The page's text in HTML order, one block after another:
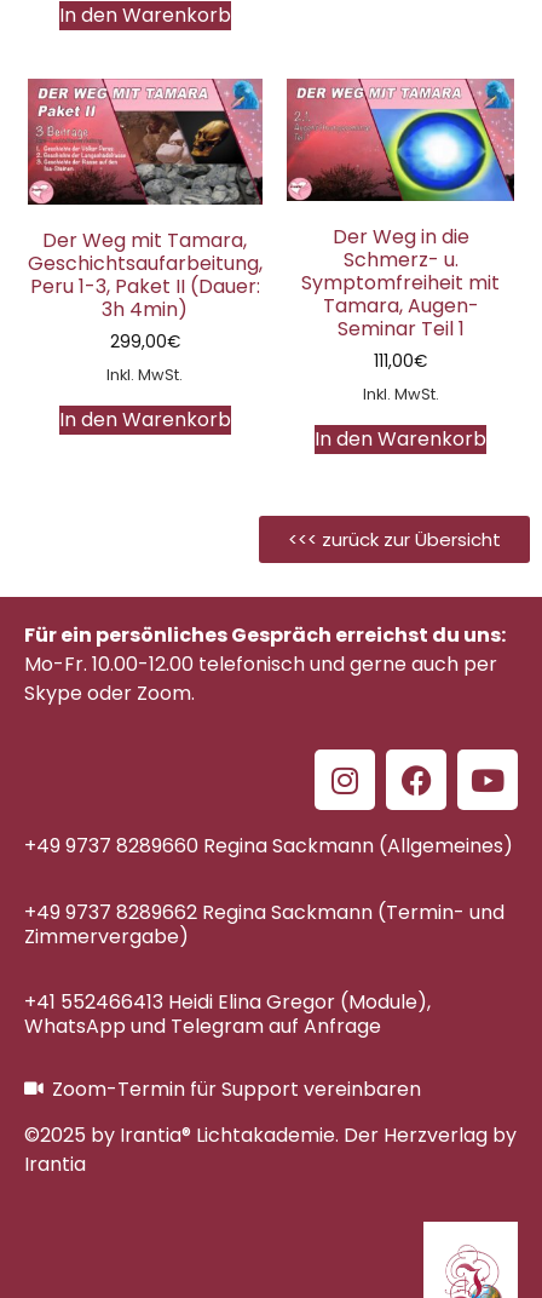
In den Warenkorb
Der Weg mit Tamara,
Geschichtsaufarbeitung,
Peru 1-3, Paket II (Dauer:
3h 4min)
299,00€
Inkl. MwSt.
In den Warenkorb
Der Weg in die
Schmerz- u.
Symptomfreiheit mit
Tamara, Augen-
Seminar Teil 1
111,00€
Inkl. MwSt.
In den Warenkorb
<<< zurück zur Übersicht
Für ein persönliches Gespräch erreichst du uns:
Mo-Fr. 10.00-12.00 telefonischund gerne auch per
Skype oder Zoom.
+49 9737 8289660 Regina Sackmann (Allgemeines)
+49 9737 8289662 Regina Sackmann (Termin- und
Zimmervergabe)
+41 552466413 Heidi Elina Gregor (Module),
WhatsApp und Telegram auf Anfrage
Zoom-Termin für Support vereinbaren
©2025 by Irantia® Lichtakademie. Der Herzverlag by
Irantia